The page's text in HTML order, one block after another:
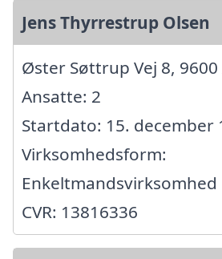
Jens Thyrrestrup Olsen
Øster Søttrup Vej 8, 9600
Ansatte: 2
Startdato: 15. december
Virksomhedsform:
Enkeltmandsvirksomhed
CVR: 13816336